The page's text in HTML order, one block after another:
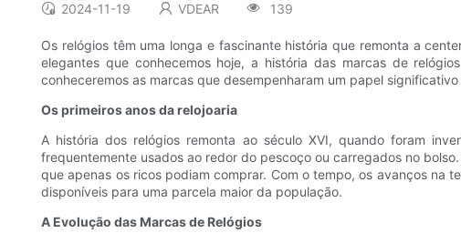
2024-11-19 VDEAR 139
Os relógios têm uma longa e fascinante história que remonta a
elegantes que conhecemos hoje, a história das marcas de
conheceremos as marcas que desempenharam um papel
Os primeiros anos da relojoaria
A história dos relógios remonta ao século XVI, quando foram
frequentemente usados ​​ao redor do pescoço ou carregados no
que apenas os ricos podiam comprar. Com o tempo, os avanços na
disponíveis para uma parcela maior da população.
A Evolução das Marcas de Relógios